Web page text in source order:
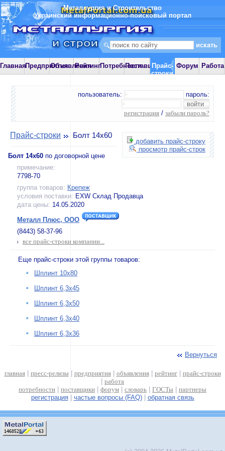
Металлургия и Строительство
Украинский информационно-поисковый портал
ГлавнаяПредприятияОбъявления
РейтингПотребностиПоставщики
Прайс-
строки
Форум Работа
пользователь: пароль:
регистрация / забыли пароль?
добавить прайс-строку
просмотр прайс-строк
Прайс-строки Болт 14х60
Болт 14х60 по договорной цене
примечание:
7798-70
группа товаров: Крепеж
условия поставки: EXW Склад Продавца
дата цены: 14.05.2020
Металл Плюс, ООО
(8443) 58-37-96
все прайс-строки компании...
Еще прайс-строки этой группы товаров:
Шплинт 10х80
Шплинт 6,3х45
Шплинт 6,3х50
Шплинт 6,3х40
Шплинт 6,3х36
Вернуться
главная| пресс-релизы | предприятия| объявления| рейтинг| прайс-строки
работа
потребности
поставщики форум словарь ГОСТы
партнеры
регистрация| частые вопросы (FAQ)| обратная связь